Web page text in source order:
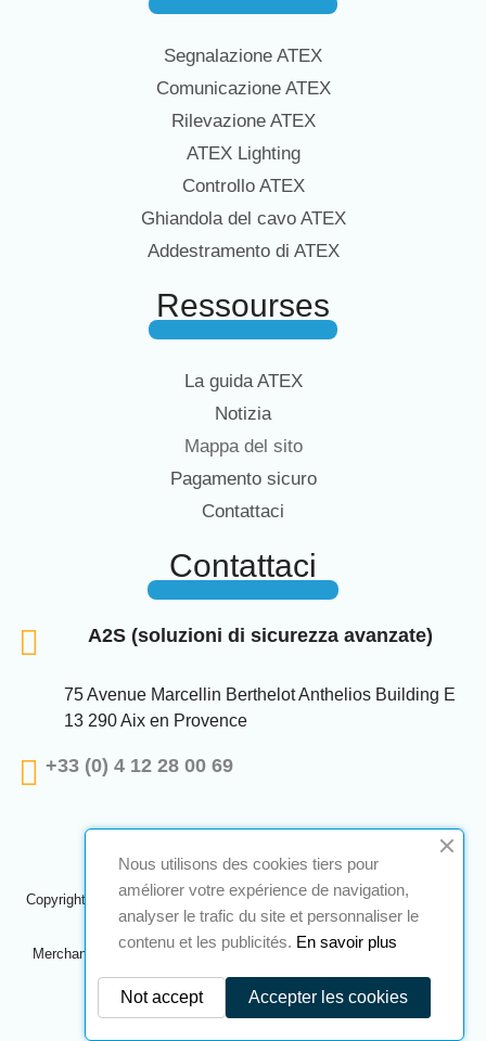
Segnalazione ATEX
Comunicazione ATEX
Rilevazione ATEX
ATEX Lighting
Controllo ATEX
Ghiandola del cavo ATEX
Addestramento di ATEX
Ressourses
La guida ATEX
Notizia
Mappa del sito
Pagamento sicuro
Contattaci
Contattaci
A2S (soluzioni di sicurezza avanzate)
75 Avenue Marcellin Berthelot Anthelios Building E
13 290 Aix en Provence
+33 (0) 4 12 28 00 69
Copyright © 2024 A2S ATEX. Tutti i diritti riservati. Una realizzazione
Navilog
Merchant approvato dall'ovvia opinione della società, Clicca qui per
controllare.
Nous utilisons des cookies tiers pour
améliorer votre expérience de navigation,
analyser le trafic du site et personnaliser le
contenu et les publicités. En savoir plus
Accepter les cookies
Not accept